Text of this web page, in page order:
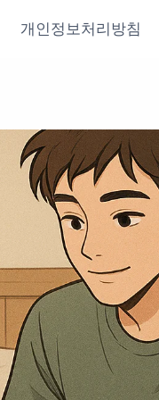
개인정보처리방침